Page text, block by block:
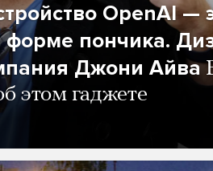
OpenAI —
форме пончика.
Джони Айва
этом гаджете